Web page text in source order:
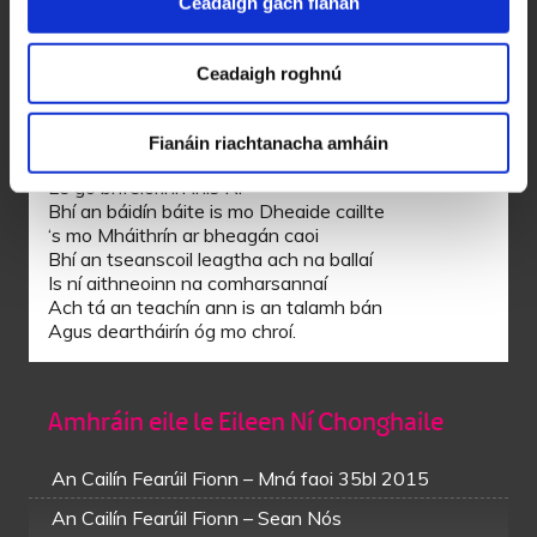
Ceadaigh roghnú
Fianáin riachtanacha amháin
‘S as sin soir go Bleá ’n Rí
Bhíodh mo Dheaide bocht is é báite fliuch
Ag láib ‘s an fheamainn bhuí
‘s mo Mháithrín thiar ag fanacht linn
Is le deartháirín óg mo chroí.
Le go bhfeicfinn Inis Ní
Bhí an báidín báite is mo Dheaide caillte
‘s mo Mháithrín ar bheagán caoi
Bhí an tseanscoil leagtha ach na ballaí
Is ní aithneoinn na comharsannaí
Ach tá an teachín ann is an talamh bán
Agus deartháirín óg mo chroí.
Amhráin eile le Eileen Ní Chonghaile
An Cailín Fearúil Fionn – Mná faoi 35bl 2015
An Cailín Fearúil Fionn – Sean Nós